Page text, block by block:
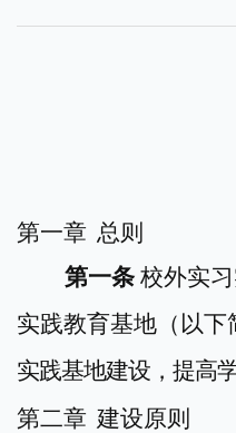
第一章 总则
第一条 校外实习
实践教育基地（ 以下
实践基地建设，提高
第二章 建设原则